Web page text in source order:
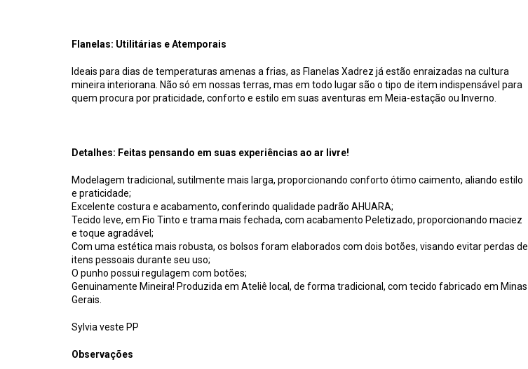
Flanelas: Utilitárias e Atemporais
Ideais para dias de temperaturas amenas a frias, as Flanelas Xadrez já estão enraizadas na cultura
mineira interiorana. Não só em nossas terras, mas em todo lugar são o tipo de item indispensável para
quem procura por praticidade, conforto e estilo em suas aventuras em Meia-estação ou Inverno.
Detalhes: Feitas pensando em suas experiências ao ar livre!
Modelagem tradicional, sutilmente mais larga, proporcionando conforto ótimo caimento, aliando estilo
e praticidade;
Excelente costura e acabamento, conferindo qualidade padrão AHUARA;
Tecido leve, em Fio Tinto e trama mais fechada, com acabamento Peletizado, proporcionando maciez
e toque agradável;
Com uma estética mais robusta, os bolsos foram elaborados com dois botões, visando evitar perdas de
itens pessoais durante seu uso;
O punho possui regulagem com botões;
Genuinamente Mineira! Produzida em Ateliê local, de forma tradicional, com tecido fabricado em Minas
Gerais.
Sylvia veste PP
Observações